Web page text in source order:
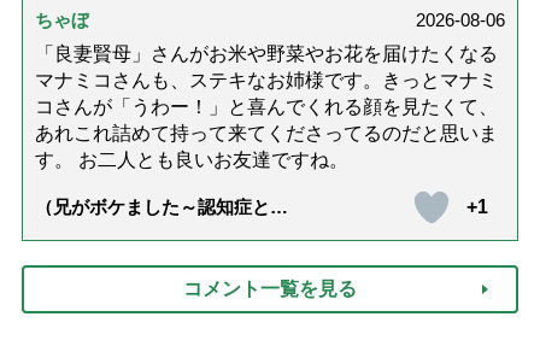
ちゃぼ
2026-08-06
「良妻賢母」さんがお米や野菜やお花を届けたくなる
マナミコさんも、ステキなお姉様です。きっとマナミ
コさんが「うわー！」と喜んでくれる顔を見たくて、
あれこれ詰めて持って来てくださってるのだと思いま
す。 お二人とも良いお友達ですね。
（兄がボケました～認知症と介
達』が届きました」）
+1
コメント一覧を見る